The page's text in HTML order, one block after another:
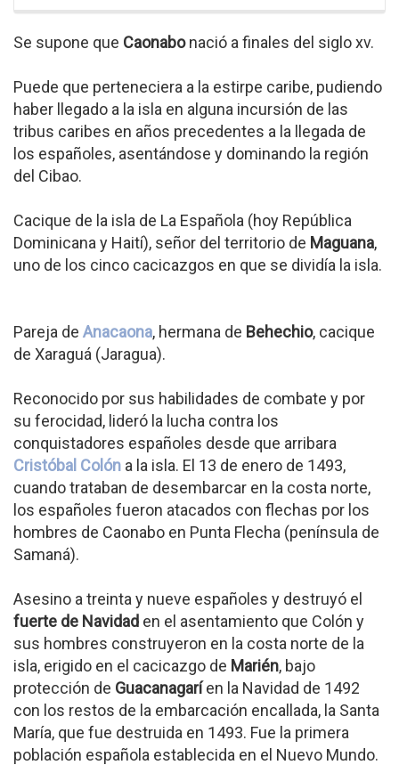
Se supone que Caonabonació a finales del siglo xv.
Puede que perteneciera a la estirpe caribe, pudiendo
haber llegado a la isla en alguna incursión de las
tribus caribes en años precedentes a la llegada de
los españoles, asentándose y dominando la región
del Cibao.
Cacique de la isla de La Española (hoy República
Dominicana y Haití), señor del territorio de Maguana,
uno de los cinco cacicazgos en que se dividía la isla.
Pareja de Anacaona, hermana de Behechio, cacique
de Xaraguá (Jaragua).
Reconocido por sus habilidades de combate y por
su ferocidad, lideró la lucha contra los
conquistadores españoles desde que arribara
Cristóbal Colón a la isla. El 13 de enero de 1493,
cuando trataban de desembarcar en la costa norte,
los españoles fueron atacados con flechas por los
hombres de Caonabo en Punta Flecha (península de
Samaná).
Asesino a treinta y nueve españoles y destruyó el
fuerte de Navidad en el asentamiento que Colón y
sus hombres construyeron en la costa norte de la
isla, erigido en el cacicazgo de Marién, bajo
protección de Guacanagaríen la Navidad de 1492
con los restos de la embarcación encallada, la Santa
María, que fue destruida en 1493. Fue la primera
población española establecida en el Nuevo Mundo.